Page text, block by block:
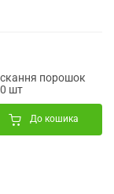
порошок
шт
До кошика